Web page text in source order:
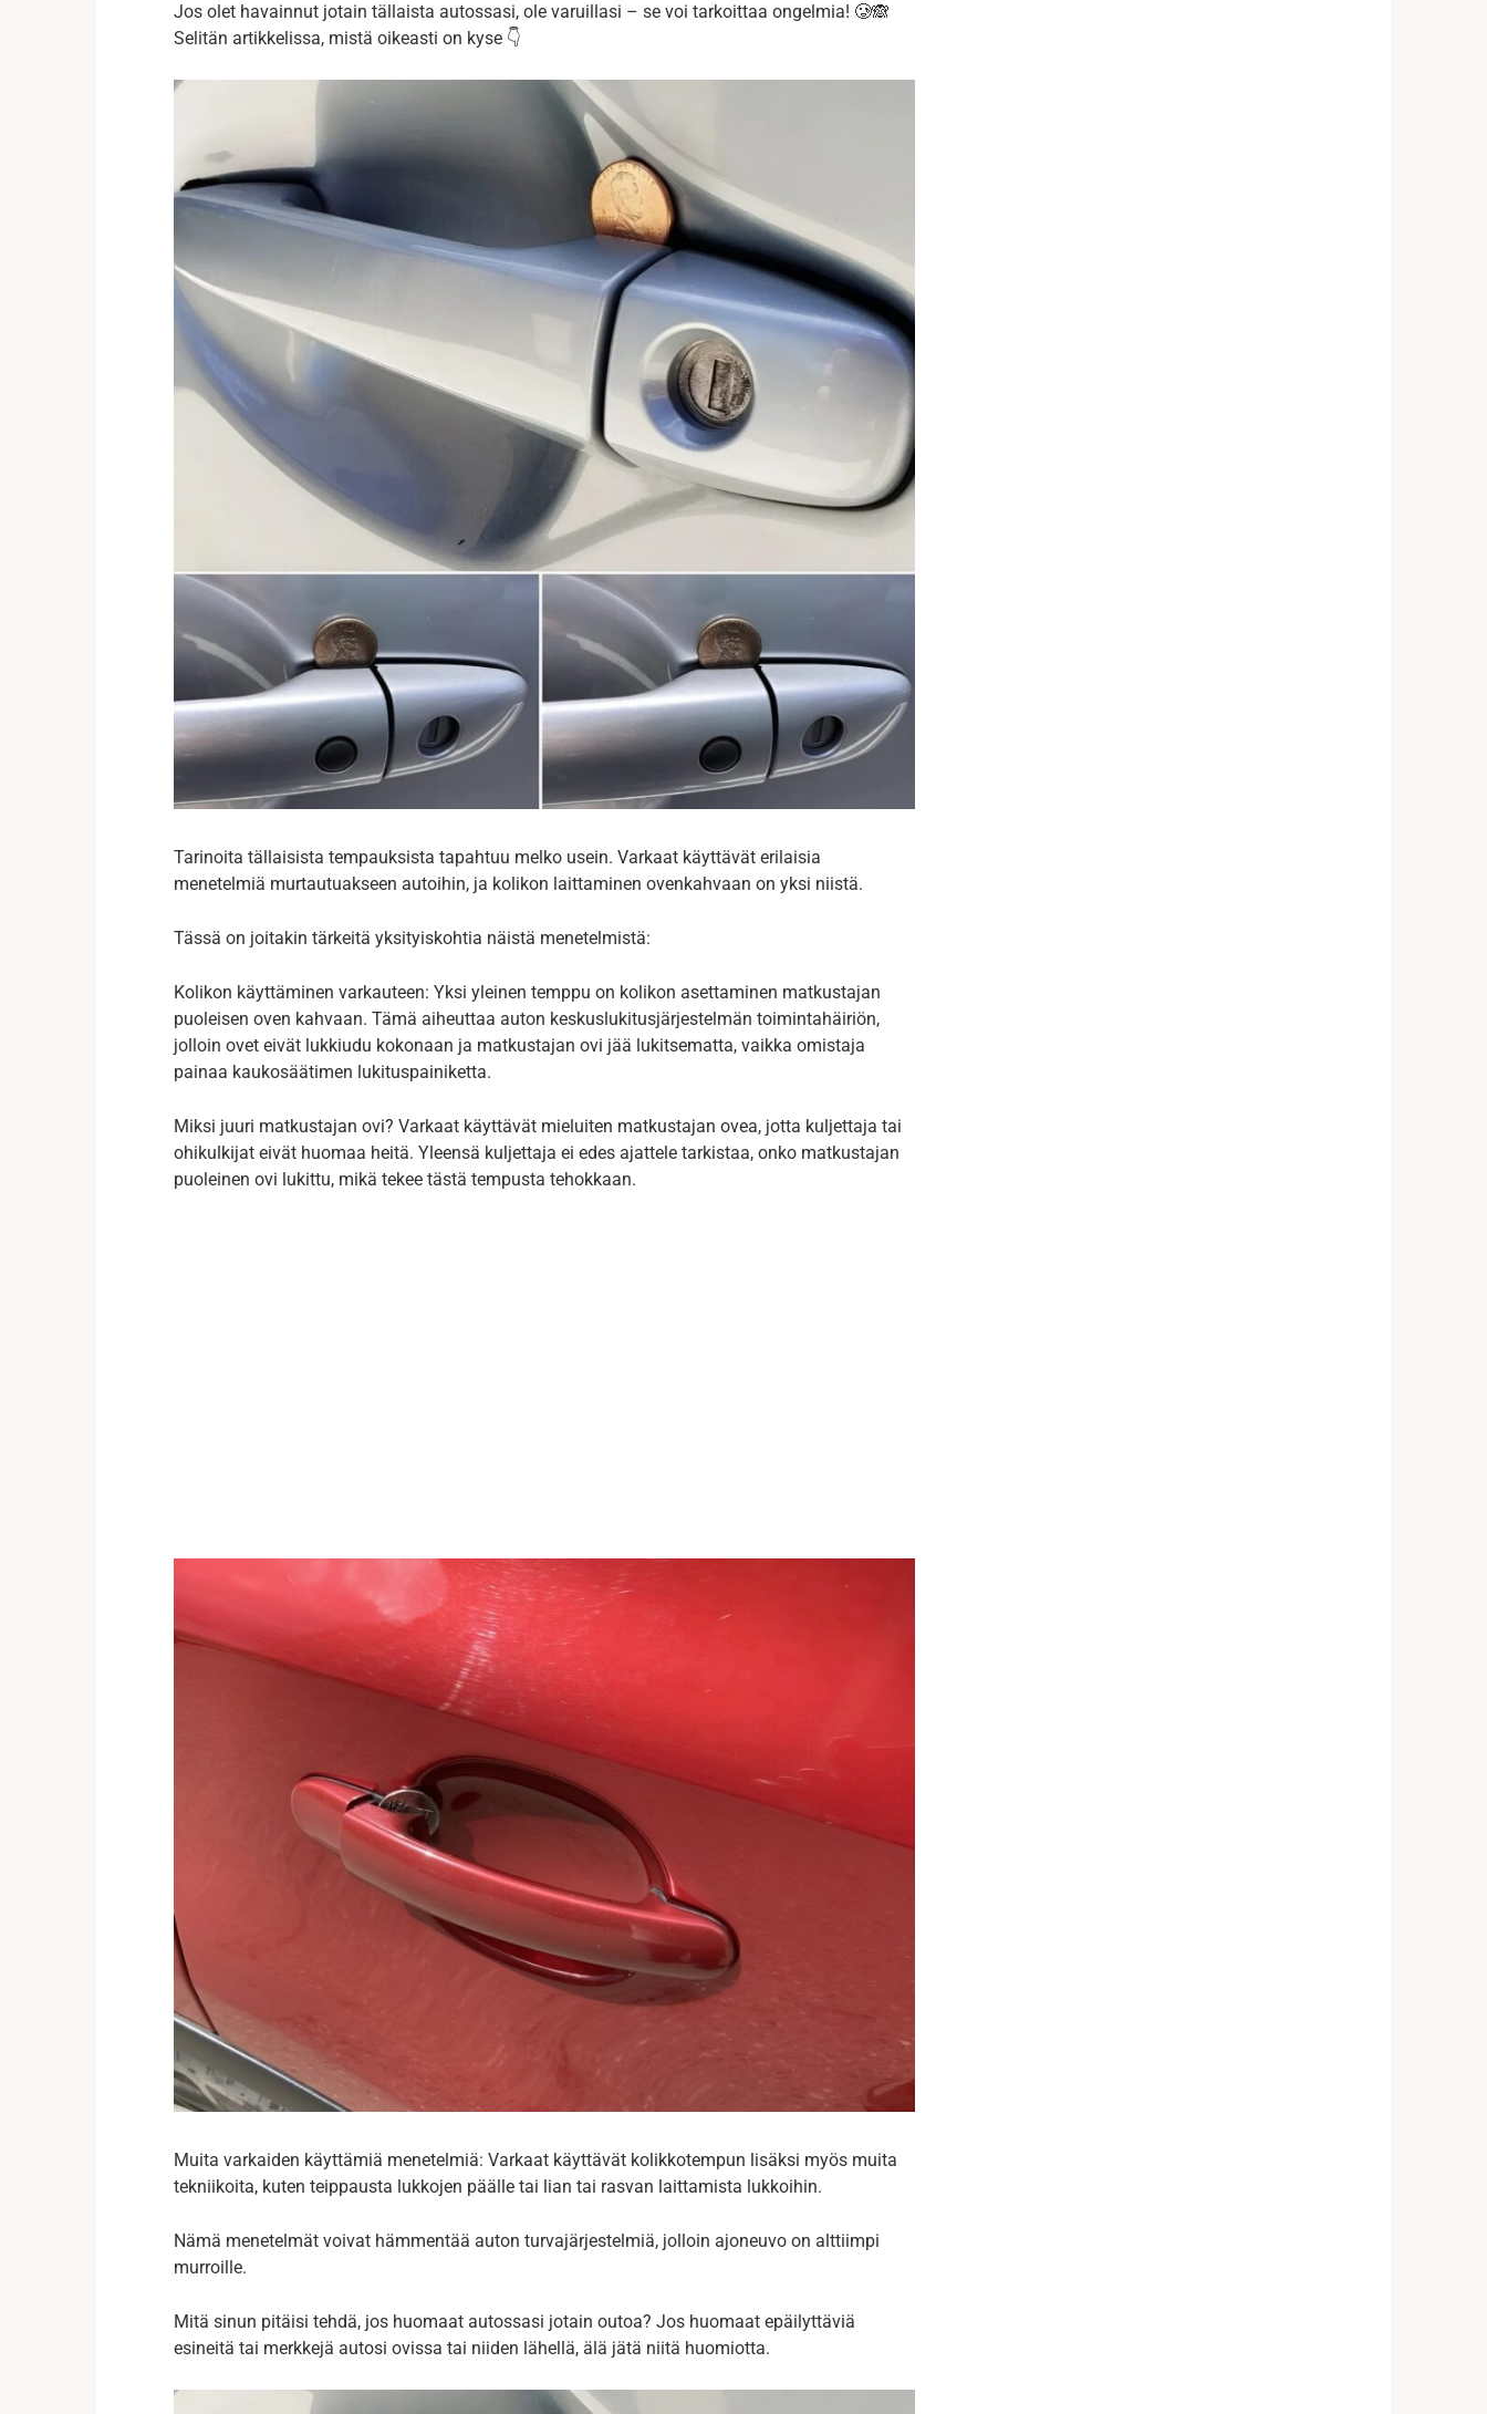
Jos olet havainnut jotain tällaista autossasi, ole varuillasi – se voi tarkoittaa ongelmia! 🥲🙈
Selitän artikkelissa, mistä oikeasti on kyse 👇
Tarinoita tällaisista tempauksista tapahtuu melko usein. Varkaat käyttävät erilaisia
menetelmiä murtautuakseen autoihin, ja kolikon laittaminen ovenkahvaan on yksi niistä.
Tässä on joitakin tärkeitä yksityiskohtia näistä menetelmistä:
Kolikon käyttäminen varkauteen: Yksi yleinen temppu on kolikon asettaminen matkustajan
puoleisen oven kahvaan. Tämä aiheuttaa auton keskuslukitusjärjestelmän toimintahäiriön,
jolloin ovet eivät lukkiudu kokonaan ja matkustajan ovi jää lukitsematta, vaikka omistaja
painaa kaukosäätimen lukituspainiketta.
Miksi juuri matkustajan ovi? Varkaat käyttävät mieluiten matkustajan ovea, jotta kuljettaja tai
ohikulkijat eivät huomaa heitä. Yleensä kuljettaja ei edes ajattele tarkistaa, onko matkustajan
puoleinen ovi lukittu, mikä tekee tästä tempusta tehokkaan.
Muita varkaiden käyttämiä menetelmiä: Varkaat käyttävät kolikkotempun lisäksi myös muita
tekniikoita, kuten teippausta lukkojen päälle tai lian tai rasvan laittamista lukkoihin.
Nämä menetelmät voivat hämmentää auton turvajärjestelmiä, jolloin ajoneuvo on alttiimpi
murroille.
Mitä sinun pitäisi tehdä, jos huomaat autossasi jotain outoa? Jos huomaat epäilyttäviä
esineitä tai merkkejä autosi ovissa tai niiden lähellä, älä jätä niitä huomiotta.